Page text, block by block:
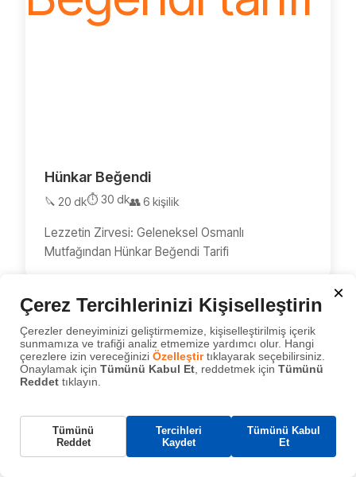
Hünkar Beğendi
🔪 20 dk⏱️ 30 dk👥 6 kişilik
Lezzetin Zirvesi: Geleneksel Osmanlı
Mutfağından Hünkar Beğendi Tarifi
© 2020 - 2026 Pratik Ev Yemekleri Tarifi. Tüm hakları
×
Çerez Tercihlerinizi Kişiselleştirin
Çerezler deneyiminizi geliştirmemize, kişiselleştirilmiş içerik
sunmamıza ve trafiği analiz etmemize yardımcı olur. Hangi
çerezlere izin vereceğinizi Özelleştirtıklayarak seçebilirsiniz.
Onaylamak için Tümünü Kabul Et , reddetmek için Tümünü
Reddet tıklayın.
Gerekli Çerezler
Bu çerezler, web sitemizin çalışması için gereklidir
ve sistemlerimizde kapatılamaz. Bunlar genellikle
Tümünü
Reddet
Tercihleri
Kaydet
Tümünü Kabul
Et